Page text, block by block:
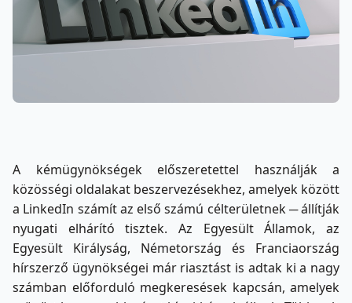
A kémügynökségek előszeretettel használják a
közösségi oldalakat beszervezésekhez, amelyek között
a LinkedIn számít az első számú célterületnek ─ állítják
nyugati elhárító tisztek. Az Egyesült Államok, az
Egyesült Királyság, Németország és Franciaország
hírszerző ügynökségei már riasztást is adtak ki a nagy
számban előforduló megkeresések kapcsán, amelyek